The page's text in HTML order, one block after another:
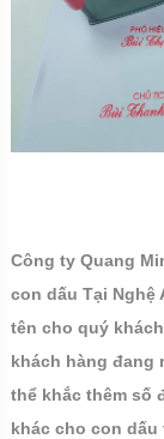
Công ty Quang
con dấu Tại Nghệ
tên cho quý
khách hàng đang
thể khắc thêm số
khác cho con